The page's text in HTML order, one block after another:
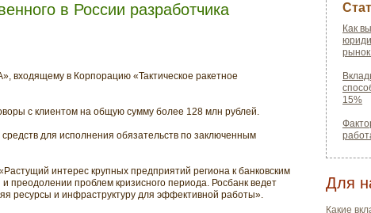
в России разработчика
входящему в Корпорацию «Тактическое ракетное
с клиентом на общую сумму более 128 млн рублей.
для исполнения обязательств по заключенным
интерес крупных предприятий региона к банковским
преодолении проблем кризисного периода. Росбанк ведет
ресурсы и инфраструктуру для эффективной работы».
Как
рынок
15%
Для
Какие